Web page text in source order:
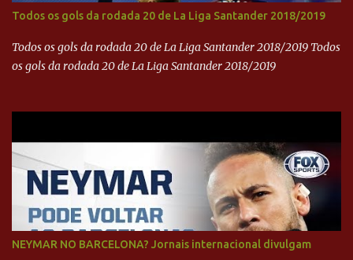
Todos os gols da rodada 20 de La Liga Santander 2018/2019
Todos os gols da rodada 20 de La Liga Santander 2018/2019 Todos
os gols da rodada 20 de La Liga Santander 2018/2019
NEYMAR NO BARCELONA? Jornais internacional divulgam